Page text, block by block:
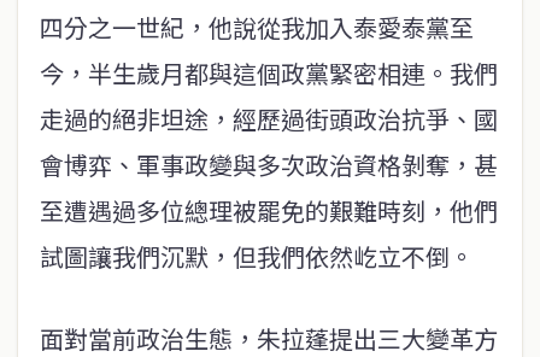
四分之一世紀，他說從我加入泰愛泰黨至
今，半生歲月都與這個政黨緊密相連。我們
走過的絕非坦途，經歷過街頭政治抗爭、國
會博弈、軍事政變與多次政治資格剝奪，甚
至遭遇過多位總理被罷免的艱難時刻，他們
試圖讓我們沉默，但我們依然屹立不倒。
面對當前政治生態，朱拉蓬提出三大變革方